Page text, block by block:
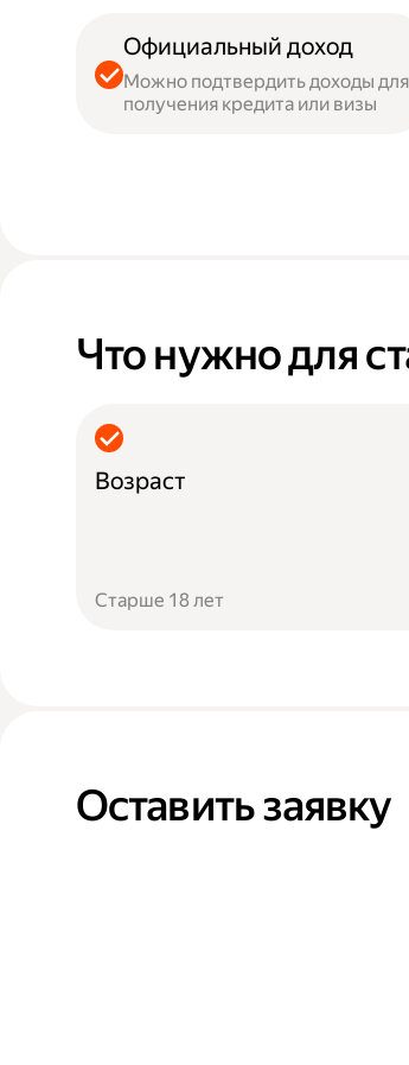
Официальный доход
Можно подтвердить доходы для
получения кредита или визы
Что нужно для
Возраст
Старше 18 лет
Оставить заявку